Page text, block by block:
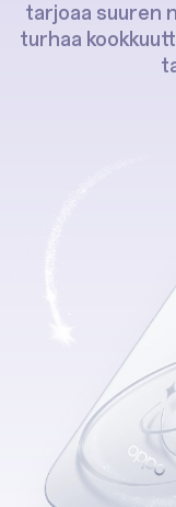
tarjoaa suuren
turhaa